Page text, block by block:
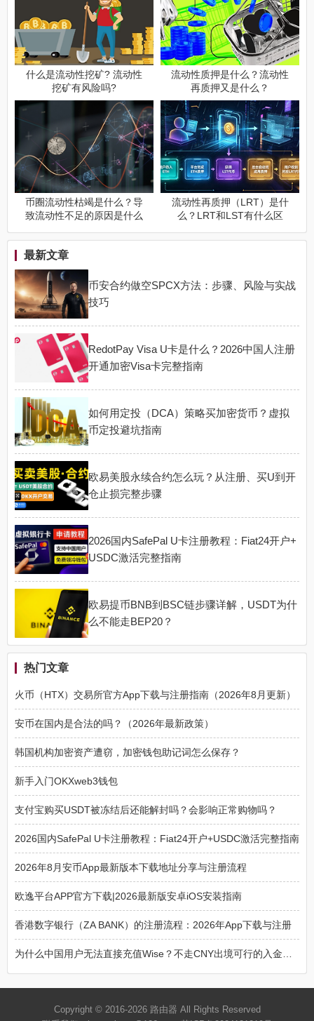
什么是流动性挖矿? 流动性
挖矿有风险吗?
流动性质押是什么？流动性
再质押又是什么？
币圈流动性枯竭是什么？导
致流动性不足的原因是什么
流动性再质押（LRT）是什
么？LRT和LST有什么区
最新文章
币安合约做空SPCX方法：步骤、风险与实战
技巧
RedotPay Visa U卡是什么？2026中国人注册
开通加密Visa卡完整指南
如何用定投（DCA）策略买加密货币？虚拟
币定投避坑指南
欧易美股永续合约怎么玩？从注册、买U到开
仓止损完整步骤
2026国内SafePal U卡注册教程：Fiat24开户+
USDC激活完整指南
欧易提币BNB到BSC链步骤详解，USDT为什
么不能走BEP20？
热门文章
火币（HTX）交易所官方App下载与注册指南（2026年8月更新）
安币在国内是合法的吗？（2026年最新政策）
韩国机构加密资产遭窃，加密钱包助记词怎么保存？
新手入门OKXweb3钱包
支付宝购买USDT被冻结后还能解封吗？会影响正常购物吗？
2026国内SafePal U卡注册教程：Fiat24开户+USDC激活完整指南
2026年8月安币App最新版本下载地址分享与注册流程
欧逸平台APP官方下载|2026最新版安卓iOS安装指南
香港数字银行（ZA BANK）的注册流程：2026年App下载与注册
为什么中国用户无法直接充值Wise？不走CNY出境可行的入金方案？
Copyright © 2016-2026 路由器 All Rights Reserved